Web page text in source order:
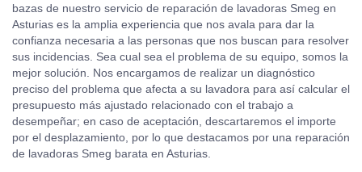
bazas de nuestro servicio de reparación de lavadoras Smeg en
Asturias es la amplia experiencia que nos avala para dar la
confianza necesaria a las personas que nos buscan para resolver
sus incidencias. Sea cual sea el problema de su equipo, somos la
mejor solución. Nos encargamos de realizar un diagnóstico
preciso del problema que afecta a su lavadora para así calcular el
presupuesto más ajustado relacionado con el trabajo a
desempeñar; en caso de aceptación, descartaremos el importe
por el desplazamiento, por lo que destacamos por una reparación
de lavadoras Smeg barata en Asturias.